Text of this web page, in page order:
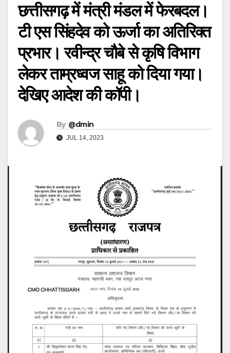
छत्तीसगढ़ में मंत्री मंडल में फेरबदल।
टी एस सिंहदेव को ऊर्जा का अतिरिक्त
प्रभार। रवीन्द्र चौबे से कृषि विभाग
लेकर ताम्रध्वज साहू को दिया गया।
देखिए आदेश की कॉपी।
By @dmin
JUL 14, 2023